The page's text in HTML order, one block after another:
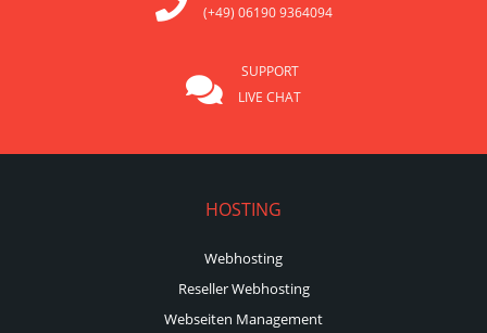
(+49) 06190 9364094
SUPPORT
LIVE CHAT
HOSTING
Webhosting
Reseller Webhosting
Webseiten Management